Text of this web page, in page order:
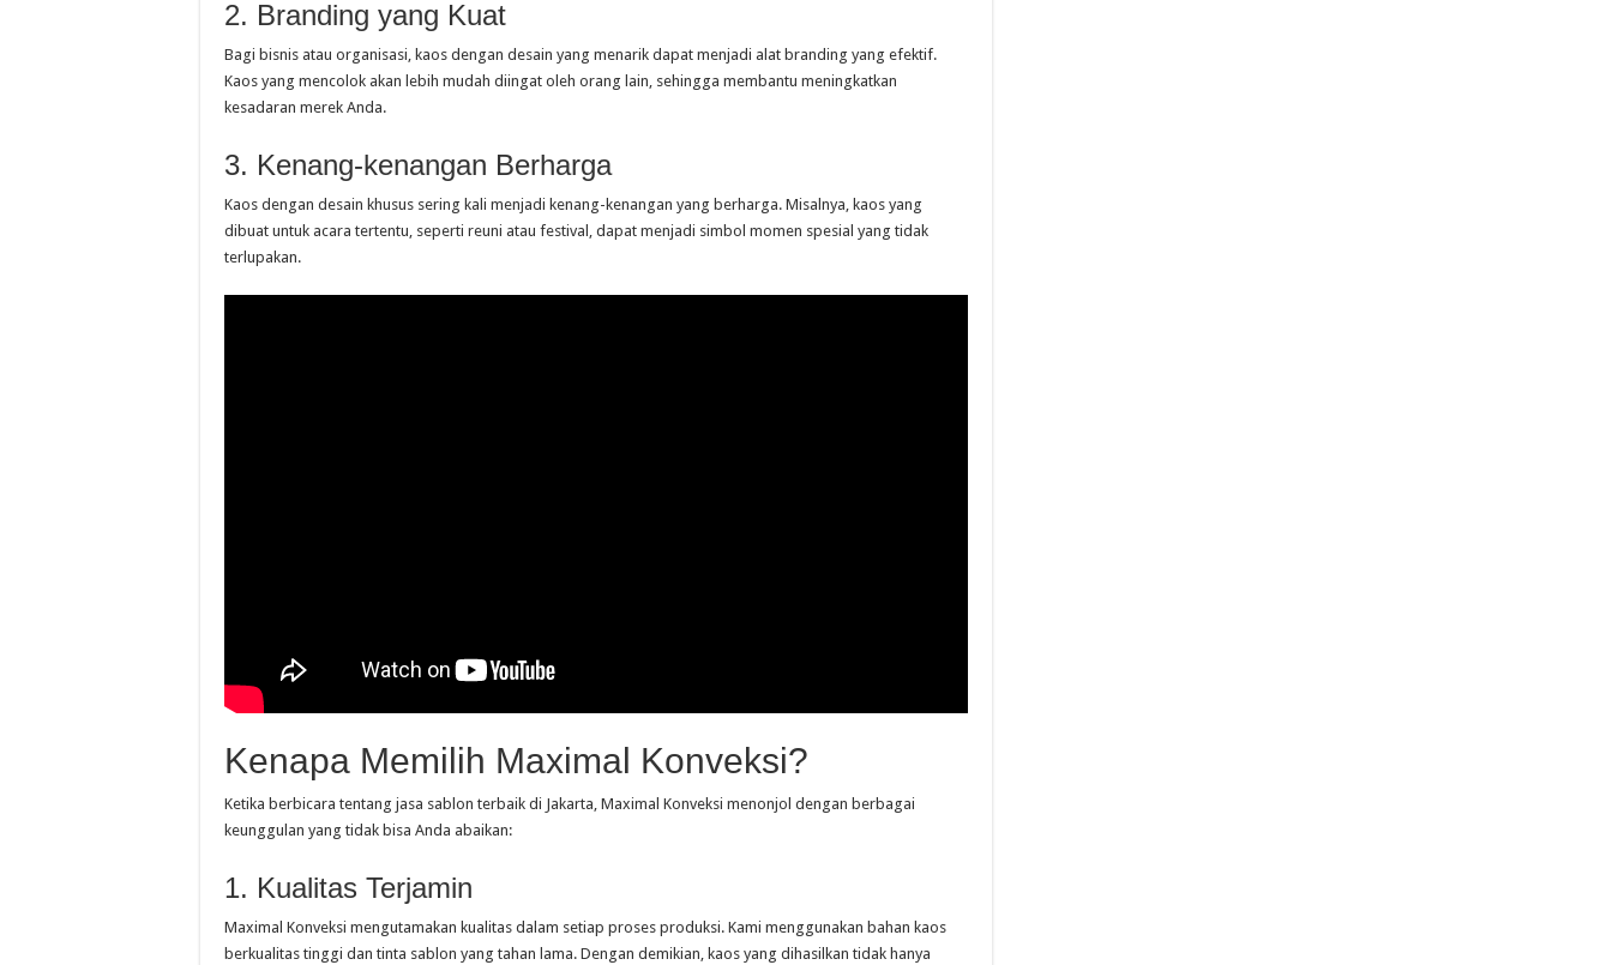
2. Branding yang Kuat
Bagi bisnis atau organisasi, kaos dengan desain yang menarik dapat menjadi alat branding yang efektif.
Kaos yang mencolok akan lebih mudah diingat oleh orang lain, sehingga membantu meningkatkan
kesadaran merek Anda.
3. Kenang-kenangan Berharga
Kaos dengan desain khusus sering kali menjadi kenang-kenangan yang berharga. Misalnya, kaos yang
dibuat untuk acara tertentu, seperti reuni atau festival, dapat menjadi simbol momen spesial yang tidak
terlupakan.
Kenapa Memilih Maximal Konveksi?
Ketika berbicara tentang jasa sablon terbaik di Jakarta, Maximal Konveksi menonjol dengan berbagai
keunggulan yang tidak bisa Anda abaikan:
1. Kualitas Terjamin
Maximal Konveksi mengutamakan kualitas dalam setiap proses produksi. Kami menggunakan bahan kaos
berkualitas tinggi dan tinta sablon yang tahan lama. Dengan demikian, kaos yang dihasilkan tidak hanya